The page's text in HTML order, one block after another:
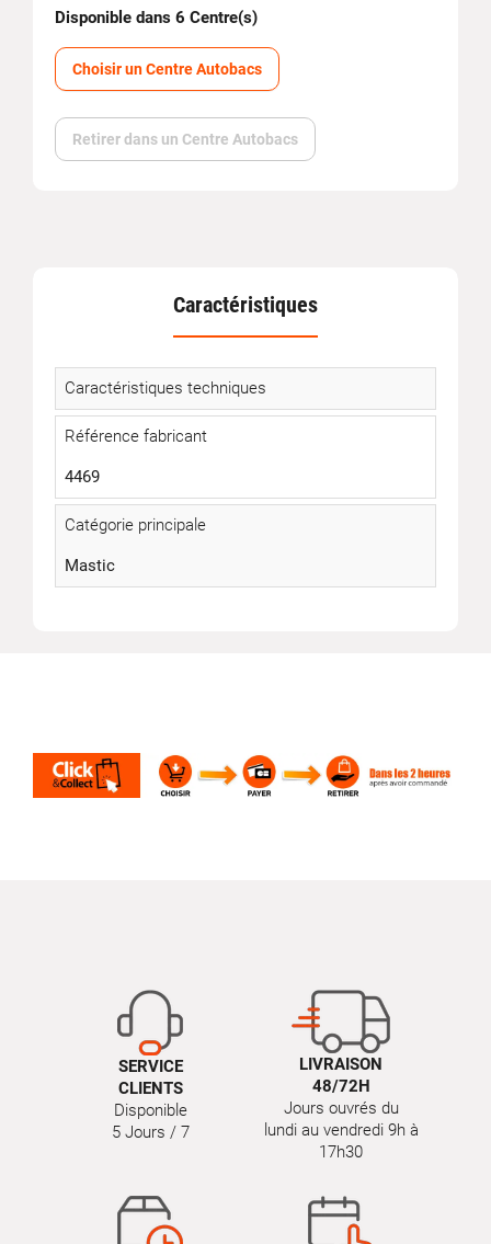
Disponible dans 6 Centre(s)
Choisir un Centre Autobacs
Retirer dans un Centre Autobacs
Caractéristiques
Caractéristiques techniques
Référence fabricant
4469
Catégorie principale
Mastic
SERVICE
CLIENTS
Disponible
5 Jours / 7
LIVRAISON
48/72H
Jours ouvrés du
lundi au vendredi 9h à
17h30